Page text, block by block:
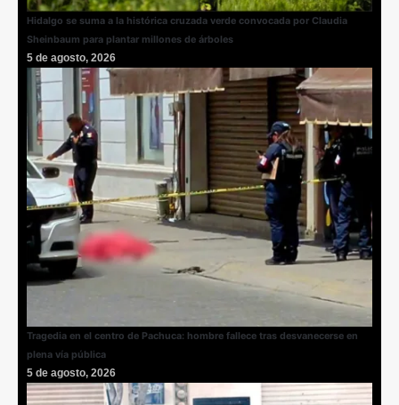
Hidalgo se suma a la histórica cruzada verde convocada por Claudia
Sheinbaum para plantar millones de árboles
5 de agosto, 2026
Tragedia en el centro de Pachuca: hombre fallece tras desvanecerse en
plena vía pública
5 de agosto, 2026